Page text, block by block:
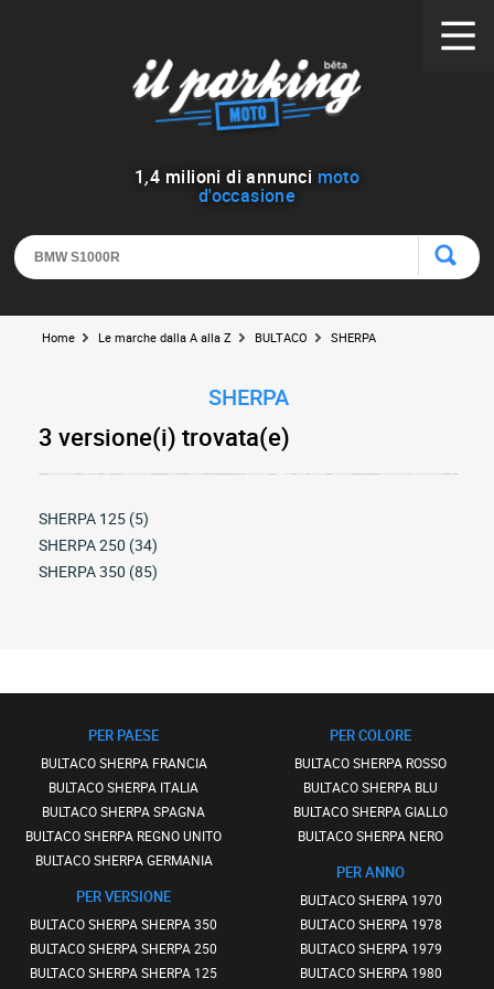
1,4 milioni di annunci moto
d'occasione
Home Le marche dalla A alla Z BULTACO SHERPA
SHERPA
3 versione(i) trovata(e)
SHERPA 125 (5)
SHERPA 250 (34)
SHERPA 350 (85)
PER PAESE
BULTACO SHERPA FRANCIA
BULTACO SHERPA ITALIA
BULTACO SHERPA SPAGNA
BULTACO SHERPA REGNO UNITO
BULTACO SHERPA GERMANIA
PER VERSIONE
BULTACO SHERPA SHERPA 350
BULTACO SHERPA SHERPA 250
BULTACO SHERPA SHERPA 125
PER COLORE
BULTACO SHERPA ROSSO
BULTACO SHERPA BLU
BULTACO SHERPA GIALLO
BULTACO SHERPA NERO
PER ANNO
BULTACO SHERPA 1970
BULTACO SHERPA 1978
BULTACO SHERPA 1979
BULTACO SHERPA 1980